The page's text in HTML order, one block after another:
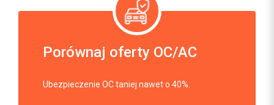
Porównaj oferty OC/AC
Ubezpieczenie OC taniej nawet o 40%.